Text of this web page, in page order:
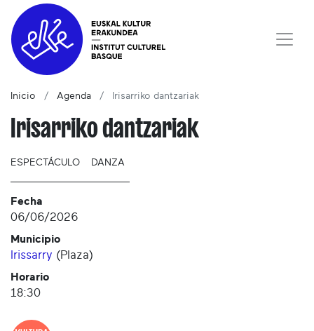
Inicio Agenda Irisarriko dantzariak
Irisarriko dantzariak
ESPECTÁCULO DANZA
Fecha
06/06/2026
Municipio
Irissarry (Plaza)
Horario
18:30